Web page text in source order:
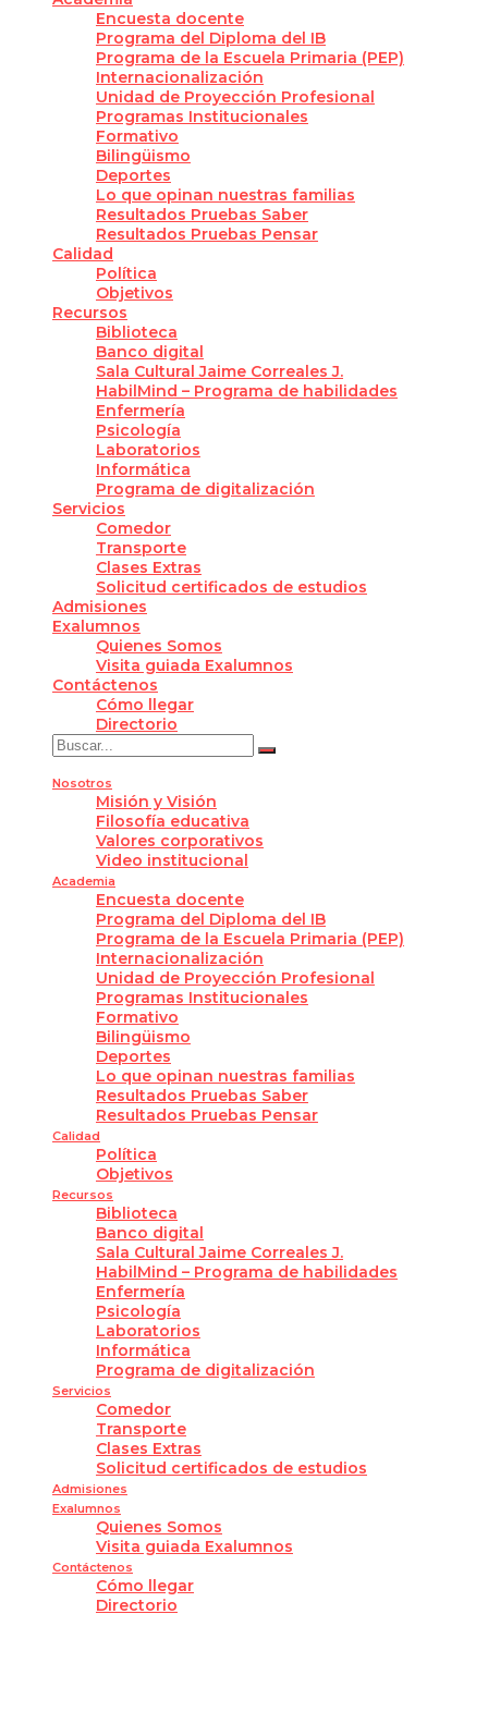
Encuesta docente
Programa del Diploma del IB
Programa de la Escuela Primaria (PEP)
Internacionalización
Unidad de Proyección Profesional
Programas Institucionales
Formativo
Bilingüismo
Deportes
Lo que opinan nuestras familias
Resultados Pruebas Saber
Resultados Pruebas Pensar
Calidad
Política
Objetivos
Recursos
Biblioteca
Banco digital
Sala Cultural Jaime Correales J.
HabilMind – Programa de habilidades
Enfermería
Psicología
Laboratorios
Informática
Programa de digitalización
Servicios
Comedor
Transporte
Clases Extras
Solicitud certificados de estudios
Admisiones
Exalumnos
Quienes Somos
Visita guiada Exalumnos
Contáctenos
Cómo llegar
Directorio
Nosotros
Misión y Visión
Filosofía educativa
Valores corporativos
Video institucional
Academia
Encuesta docente
Programa del Diploma del IB
Programa de la Escuela Primaria (PEP)
Internacionalización
Unidad de Proyección Profesional
Programas Institucionales
Formativo
Bilingüismo
Deportes
Lo que opinan nuestras familias
Resultados Pruebas Saber
Resultados Pruebas Pensar
Calidad
Política
Objetivos
Recursos
Biblioteca
Banco digital
Sala Cultural Jaime Correales J.
HabilMind – Programa de habilidades
Enfermería
Psicología
Laboratorios
Informática
Programa de digitalización
Servicios
Comedor
Transporte
Clases Extras
Solicitud certificados de estudios
Admisiones
Exalumnos
Quienes Somos
Visita guiada Exalumnos
Contáctenos
Cómo llegar
Directorio